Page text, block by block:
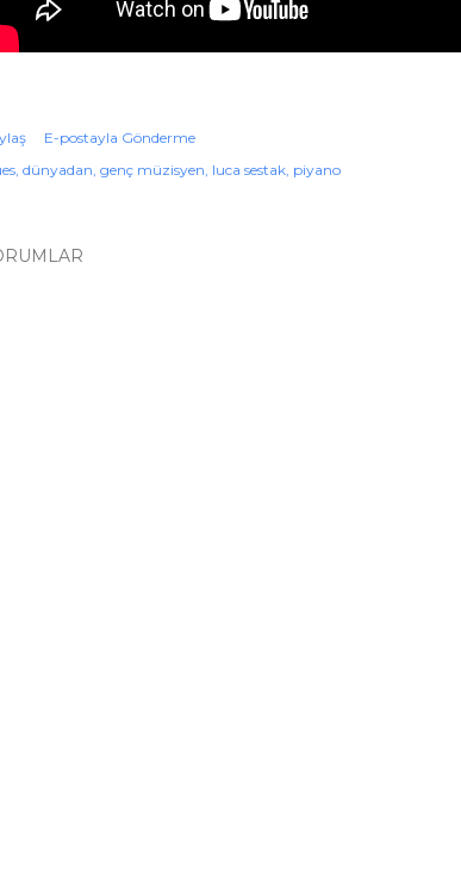
E-postayla Gönderme
dünyadan genç müzisyen luca sestak piyano